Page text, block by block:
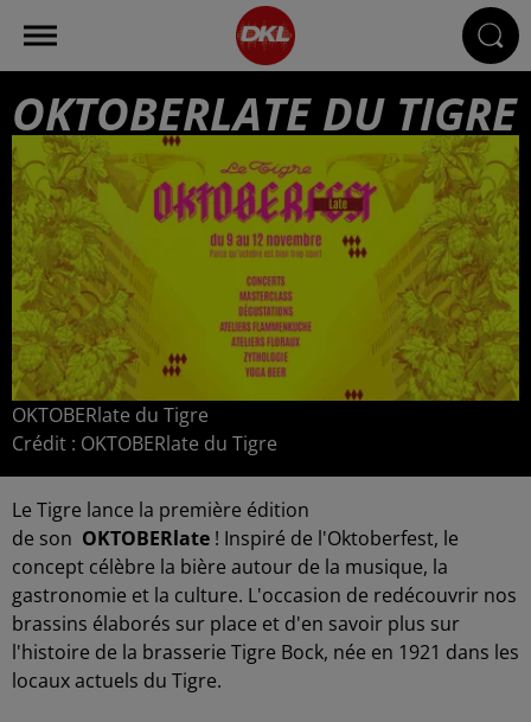
OKTOBERLATE DU TIGRE
OKTOBERlate du Tigre
Crédit : OKTOBERlate du Tigre
Le Tigre lance la première édition
de son OKTOBERlate ! Inspiré de l'Oktoberfest, le
concept célèbre la bière autour de la musique, la
gastronomie et la culture. L'occasion de redécouvrir nos
brassins élaborés sur place et d'en savoir plus sur
l'histoire de la brasserie Tigre Bock, née en 1921 dans les
locaux actuels du Tigre.